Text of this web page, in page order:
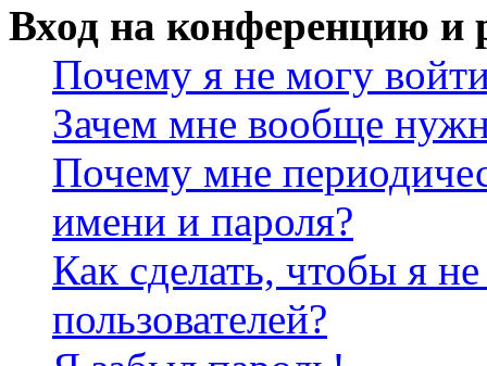
Вход на конференцию и
Почему я не могу
Зачем мне вообще
Почему мне
имени и пароля?
Как сделать, чтобы я
пользователей?